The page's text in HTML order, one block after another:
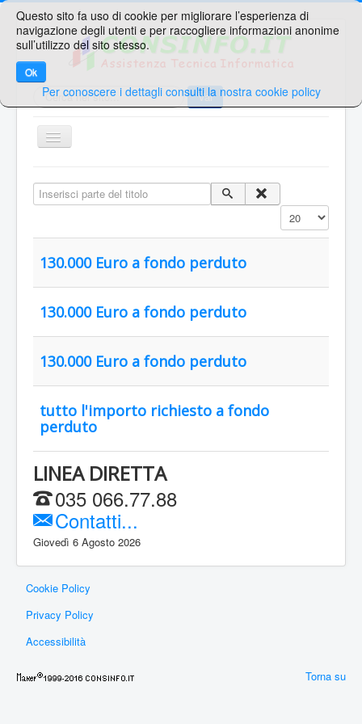
Cerca... Vai
TPL_PROTOSTAR_TOGGLE_MENU
Ricerche Veloci
Area Supporto
Area Clienti
Contatti
Inserisci parte del titolo
Visualizza n.
130.000 Euro a fondo perduto
130.000 Euro a fondo perduto
130.000 Euro a fondo perduto
tutto l'importo richiesto a fondo
perduto
LINEA DIRETTA
035 066.77.88
Contatti...
Giovedì 6 Agosto 2026
Cookie Policy
Privacy Policy
Accessibilità
Torna su
Questo sito fa uso di cookie per migliorare l’esperienza di
navigazione degli utenti e per raccogliere informazioni anonime
sull’utilizzo del sito stesso.
Ok
Per conoscere i dettagli consulti la nostra cookie policy